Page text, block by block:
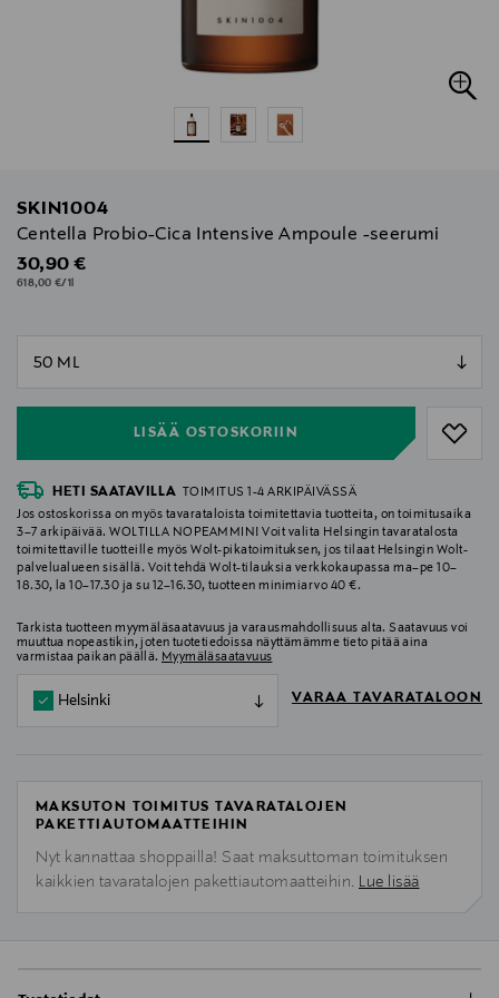
SKIN1004
Centella Probio-Cica Intensive Ampoule -seerumi
Original Price
30,90 €
618,00 €/1l
LISÄÄ OSTOSKORIIN
HETI SAATAVILLA
TOIMITUS 1-4 ARKIPÄIVÄSSÄ
Jos ostoskorissa on myös tavarataloista toimitettavia tuotteita, on toimitusaika
3–7 arkipäivää. WOLTILLA NOPEAMMIN! Voit valita Helsingin tavaratalosta
toimitettaville tuotteille myös Wolt-pikatoimituksen, jos tilaat Helsingin Wolt-
palvelualueen sisällä. Voit tehdä Wolt-tilauksia verkkokaupassa ma–pe 10–
18.30, la 10–17.30 ja su 12–16.30, tuotteen minimiarvo 40 €.
Tarkista tuotteen myymäläsaatavuus ja varausmahdollisuus alta. Saatavuus voi
muuttua nopeastikin, joten tuotetiedoissa näyttämämme tieto pitää aina
varmistaa paikan päällä. Myymäläsaatavuus
Helsinki VARAA TAVARATALOON
MAKSUTON TOIMITUS TAVARATALOJEN
PAKETTIAUTOMAATTEIHIN
Nyt kannattaa shoppailla! Saat maksuttoman toimituksen
kaikkien tavaratalojen pakettiautomaatteihin. Lue lisää